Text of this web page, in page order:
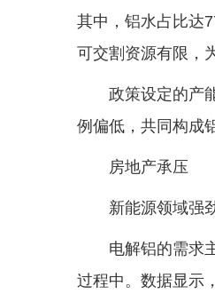
其中，铝水占比达
可交割资源有限，
政策设定的产
例偏低，共同构成
房地产承压
新能源领域强
电解铝的需求
过程中。数据显示